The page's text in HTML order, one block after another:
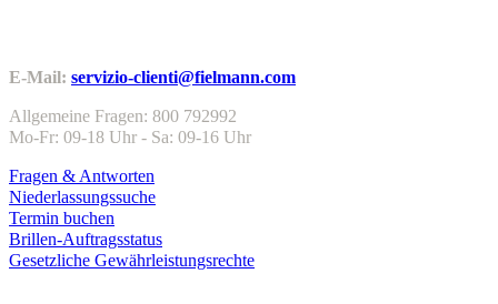
E-Mail: servizio-clienti@fielmann.com
Allgemeine Fragen: 800 792992
Mo-Fr: 09-18 Uhr - Sa: 09-16 Uhr
Fragen & Antworten
Niederlassungssuche
Termin buchen
Brillen-Auftragsstatus
Gesetzliche Gewährleistungsrechte